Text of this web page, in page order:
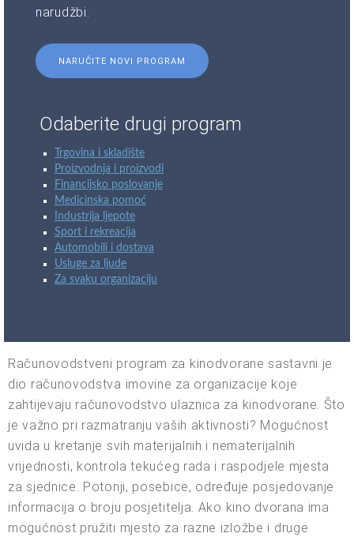
narudžbi.
NARUČITE NOVI PROGRAM
Odaberite drugi program
Trgovina i skladište
Proizvodnja i proizvodi
Financijsko poslovanje
Medicinska pomoć
Industrija ljepote
Sport i rekreacija
Automobili i dostava
Usluge za ljude
Za svaku organizaciju
Računovodstveni program za kinodvorane sastavni je
dio računovodstva imovine za organizacije koje
zahtijevaju računovodstvo ulaznica za kinodvorane. Što
je važno pri razmatranju vaših aktivnosti? Mogućnost
uvida u kretanje svih materijalnih i nematerijalnih
vrijednosti, kontrola tekućeg rada i raspodjele mjesta
za sjednice. Potonji, posebice, određuje posjedovanje
informacija o broju posjetitelja. Ako kino dvorana ima
mogućnost pružiti mjesto za razne izložbe i druge